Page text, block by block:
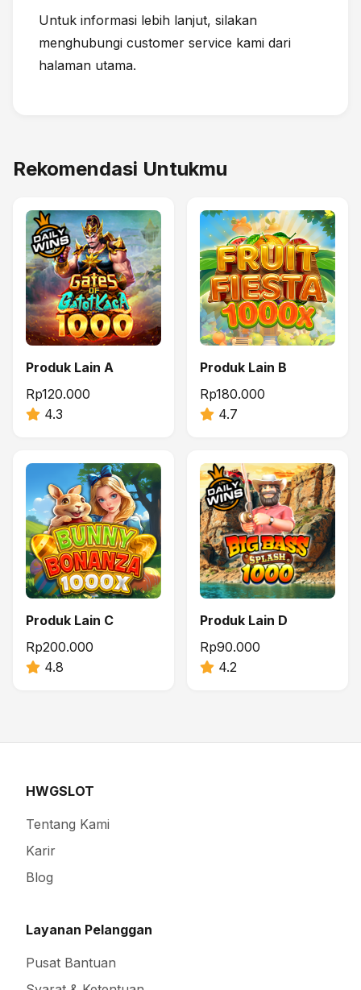
Untuk informasi lebih lanjut, silakan
menghubungi customer service kami dari
halaman utama.
Rekomendasi Untukmu
Produk Lain A
Rp120.000
4.3
Produk Lain B
Rp180.000
4.7
Produk Lain C
Rp200.000
4.8
Produk Lain D
Rp90.000
4.2
HWGSLOT
Tentang Kami
Karir
Blog
Layanan Pelanggan
Pusat Bantuan